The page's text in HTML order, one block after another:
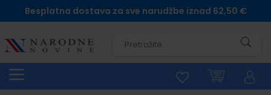
Besplatna dostava za sve narudžbe iznad 62,50 €